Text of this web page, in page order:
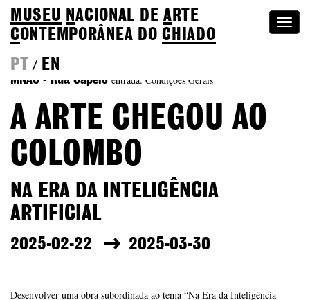
MUSEU NACIONAL DEA RTE
CONTEMPORÂNEA DOCHIADO
PT
/ EN
MNAC - Rua Capelo entrada: Condições Gerais
A ARTE CHEGOU AO
COLOMBO
NA ERA DA INTELIGÊNCIA
ARTIFICIAL
2025-02-22 2025-03-30
Desenvolver uma obra subordinada ao tema “Na Era da Inteligência